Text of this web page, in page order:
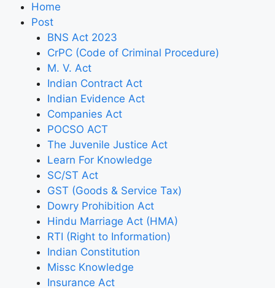
Home
Post
BNS Act 2023
CrPC (Code of Criminal Procedure)
M. V. Act
Indian Contract Act
Indian Evidence Act
Companies Act
POCSO ACT
The Juvenile Justice Act
Learn For Knowledge
SC/ST Act
GST (Goods & Service Tax)
Dowry Prohibition Act
Hindu Marriage Act (HMA)
RTI (Right to Information)
Indian Constitution
Missc Knowledge
Insurance Act